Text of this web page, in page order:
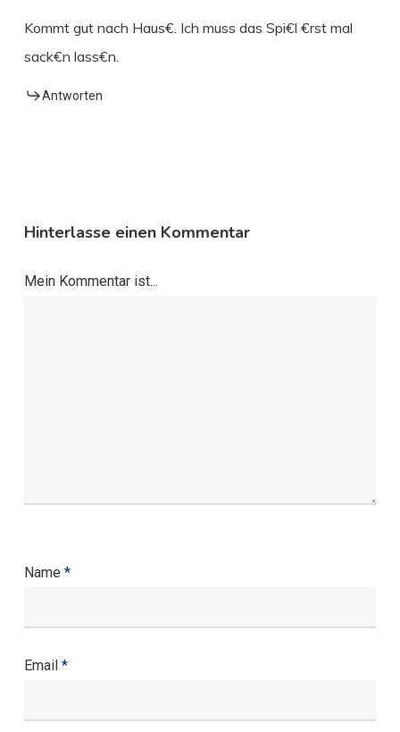
Kommt gut nach Haus€. Ich muss das Spi€l €rst mal
sack€n lass€n.
Antworten
Hinterlasse einen Kommentar
Mein Kommentar ist...
Name *
Email *